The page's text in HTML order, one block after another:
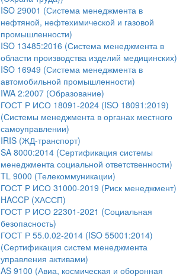
ISO 29001 (Система менеджмента в
нефтяной, нефтехимической и газовой
промышленности)
ISO 13485:2016 (Система менеджмента в
области производства изделий медицинских)
ISO 16949 (Система менеджмента в
автомобильной промышленности)
IWA 2:2007 (Образование)
ГОСТ Р ИСО 18091-2024 (ISO 18091:2019)
(Системы менеджмента в органах местного
самоуправлении)
IRIS (ЖД-транспорт)
SA 8000:2014 (Сертификация системы
менеджмента социальной ответственности)
TL 9000 (Телекоммуникации)
ГОСТ Р ИСО 31000-2019 (Риск менеджмент)
HACCP (ХАССП)
ГОСТ Р ИСО 22301-2021 (Социальная
безопасность)
ГОСТ Р 55.0.02-2014 (ISO 55001:2014)
(Сертификация систем менеджмента
управления активами)
AS 9100 (Авиа, космическая и оборонная